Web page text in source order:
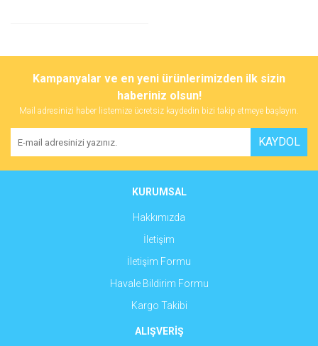
Kampanyalar ve en yeni ürünlerimizden ilk sizin
haberiniz olsun!
Mail adresinizi haber listemize ücretsiz kaydedin bizi takip etmeye başlayın.
KAYDOL
KURUMSAL
Hakkımızda
İletişim
İletişim Formu
Havale Bildirim Formu
Kargo Takibi
ALIŞVERİŞ